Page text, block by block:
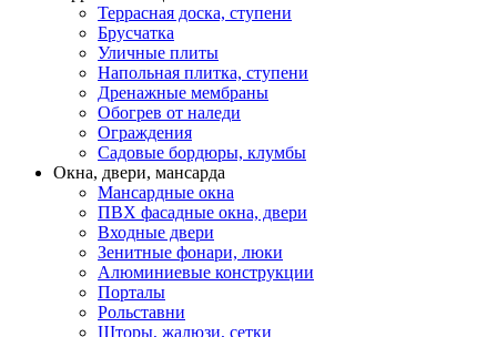
Террасная доска, ступени
Брусчатка
Уличные плиты
Напольная плитка, ступени
Дренажные мембраны
Обогрев от наледи
Ограждения
Садовые бордюры, клумбы
Окна, двери, мансарда
Мансардные окна
ПВХ фасадные окна, двери
Входные двери
Зенитные фонари, люки
Алюминиевые конструкции
Порталы
Рольставни
Шторы, жалюзи, сетки